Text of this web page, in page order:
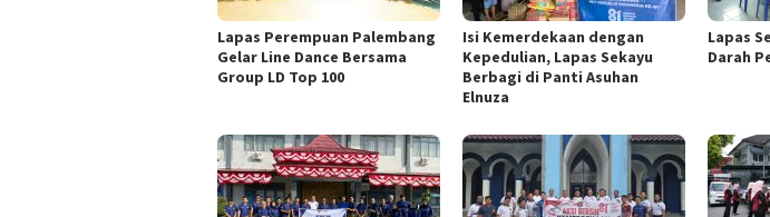
Lapas Perempuan Palembang
Gelar Line Dance Bersama
Group LD Top 100
Isi Kemerdekaan dengan
Kepedulian, Lapas Sekayu
Berbagi di Panti Asuhan
Elnuza
Lapas
Darah